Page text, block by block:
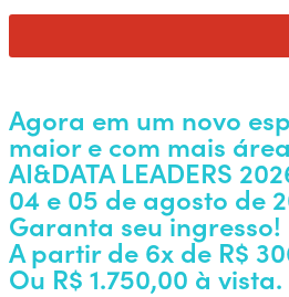
Agora em um novo
maior e com mais
AI&DATA LEADERS
04 e 05 de agosto de
Garanta seu ingresso!
A partir de 6x de R$
Ou R$ 1.750,00 à vista.